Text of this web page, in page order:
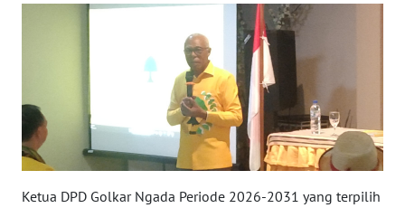
Ketua DPD Golkar Ngada Periode 2026-2031 yang terpilih
BENGKULU
WN